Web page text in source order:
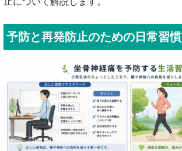
予防と再発防止のための日常習慣